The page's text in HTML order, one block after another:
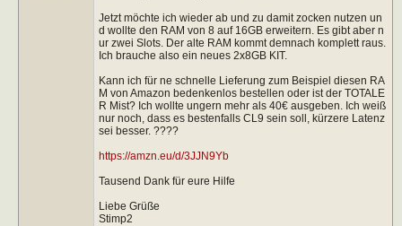
Jetzt möchte ich wieder ab und zu damit zocken nutzen un
d wollte den RAM von 8 auf 16GB erweitern. Es gibt aber n
ur zwei Slots. Der alte RAM kommt demnach komplett raus.
Ich brauche also ein neues 2x8GB KIT.
Kann ich für ne schnelle Lieferung zum Beispiel diesen RA
M von Amazon bedenkenlos bestellen oder ist der TOTALE
R Mist? Ich wollte ungern mehr als 40€ ausgeben. Ich weiß
nur noch, dass es bestenfalls CL9 sein soll, kürzere Latenz
sei besser. ????
https://amzn.eu/d/3JJN9Yb
Tausend Dank für eure Hilfe
Liebe Grüße
Stimp2